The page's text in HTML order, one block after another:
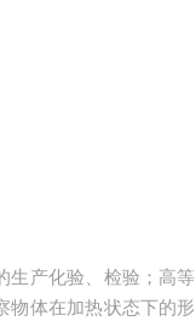
生产化验、检验；高
物体在加热状态下的